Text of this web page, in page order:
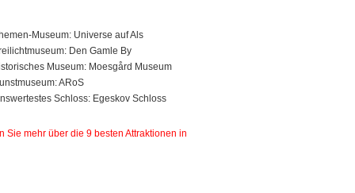
Museum: Universe auf Als
Den Gamle By
Museum: Moesgård Museum
ARoS
Schloss: Egeskov Schloss
Sie mehr über die 9 besten Attraktionen in